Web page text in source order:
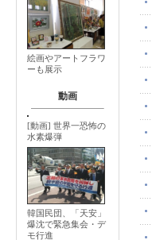
絵画やアートフラワ
ーも展示
動画
[動画] 世界一恐怖の
水素爆弾
韓国民団、「天安」
爆沈で緊急集会・デ
モ行進